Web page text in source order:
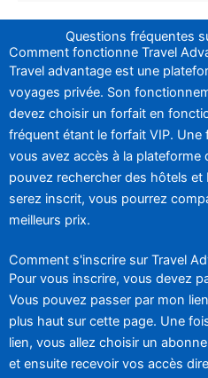
Questions fréquentes
Comment fonctionne Travel
Travel advantage est une
voyages privée. Son
devez choisir un forfait en
fréquent étant le forfait VIP. Une
vous avez accès à la plateforme
pouvez rechercher des hôtels
serez inscrit, vous pourrez
meilleurs prix.
Comment s'inscrire sur Travel
Pour vous inscrire, vous devez
Vous pouvez passer par mon
plus haut sur cette page. Une
lien, vous allez choisir un
et ensuite recevoir vos accès